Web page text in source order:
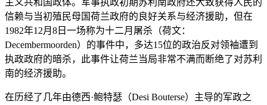
信赖与当初殖民母国荷兰政府的良好关系与经济援助，但在
1982年12月8日一场称为十二月屠杀（荷文：
Decembermoorden）的事件中，多达15位的政治反对领袖遭到
执政政府的暗杀，此事件让荷兰当局非常不满而断绝了对苏利
南的经济援助。
在历经了几年由德西·鲍特瑟（Desi Bouterse）主导的军政之